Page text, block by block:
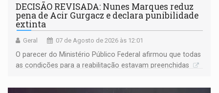
DECISÃO REVISADA: Nunes Marques reduz
pena de Acir Gurgacz e declara punibilidade
extinta
Geral 07 de Agosto de 2026 às 12:01
O parecer do Ministério Público Federal afirmou que todas
as condições para a reabilitação estavam preenchidas